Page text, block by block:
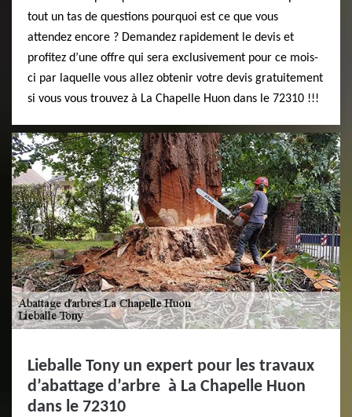
tout un tas de questions pourquoi est ce que vous
attendez encore ? Demandez rapidement le devis et
profitez d’une offre qui sera exclusivement pour ce mois-
ci par laquelle vous allez obtenir votre devis gratuitement
si vous vous trouvez à La Chapelle Huon dans le 72310 !!!
Lieballe Tony un expert pour les travaux
d’abattage d’arbre à La Chapelle Huon
dans le 72310